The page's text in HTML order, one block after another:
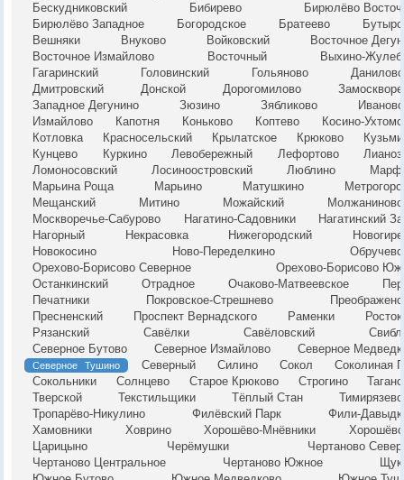
Бескудниковский
Бибирево
Бирюлёво
Бирюлёво Западное
Богородское Братеево
Вешняки
Внуково Войковский
Восточное
Восточное Измайлово
Восточный
Выхино-
Гагаринский
Головинский Гольяново
Дмитровский
Донской Дорогомилово
Западное Дегунино
Зюзино Зябликово
Измайлово
Капотня Коньково Коптево
Косино-
Котловка
Красносельский Крылатское Крюково
Кунцево
Куркино Левобережный Лефортово
Ломоносовский
Лосиноостровский Люблино
Марьина Роща
Марьино Матушкино
Мещанский
Митино Можайский
Москворечье-Сабурово
Нагатино-Садовники
Нагатинский
Нагорный
Некрасовка Нижегородский
Новокосино
Ново-Переделкино
Орехово-Борисово Северное
Орехово-Борисово
Останкинский
Отрадное Очаково-Матвеевское
Печатники
Покровское-Стрешнево
Пресненский
Проспект Вернадского Раменки
Рязанский
Савёлки Савёловский
Северное Бутово
Северное Измайлово Северное
Северное Тушино Северный Силино Сокол
Соколиная
Сокольники
Солнцево Старое Крюково Строгино
Тверской
Текстильщики Тёплый Стан
Тропарёво-Никулино
Филёвский Парк
Фили-
Хамовники
Ховрино Хорошёво-Мнёвники
Царицыно
Черёмушки
Чертаново
Чертаново Центральное
Чертаново Южное